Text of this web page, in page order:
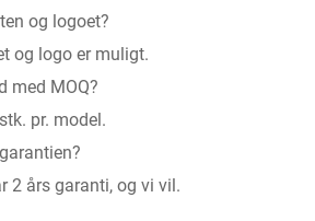
og logoet?
og logo er muligt.
med MOQ?
pr. model.
2 års garanti, og vi vil.